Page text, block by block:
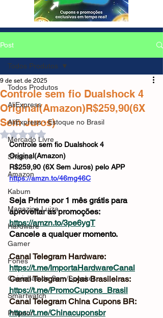
Post
Todos Produtos
AliExpress
AliExpress - Estoque no Brasil
Mercado Livre
Shopee
Amazon
Kabum
Magazine Luiza
Hardware
Gamer
Fones
Caixinhas de Som/Speaker
Smartwatch
Projetor
Todos Produtos
Controle sem fio Dualshock 4
Original(Amazon)R$259,90(6X
Sem Juros)
9 de set. de 2025
Avaliado com NaN de 5 estrelas.
Controle sem fio Dualshock 4
Original(Amazon)
R$259,90 (6X Sem Juros) pelo APP
https://amzn.to/46mg46C
Seja Prime por 1 mês grátis para
aproveitar as promoções:
https://amzn.to/3pe6ygT
Cancele a qualquer momento.
Canal Telegram Hardware:
https://t.me/ImportaHardwareCanal
Canal Telegram Lojas Brasileiras:
https://t.me/PromoCupons_Brasil
Canal Telegram China Cupons BR:
https://t.me/Chinacuponsbr